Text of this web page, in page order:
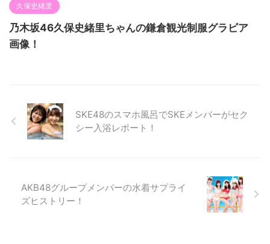
久保史緒里
乃木坂46久保史緒里ちゃんの鎌倉観光制服グラビア
画像！
SKE48のスマホ風呂でSKEメンバーがセク
シー入浴レポート！
AKB48グループメンバーの水着サプライ
ズヒストリー！